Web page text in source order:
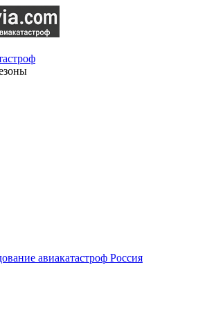
авиакатастроф Россия